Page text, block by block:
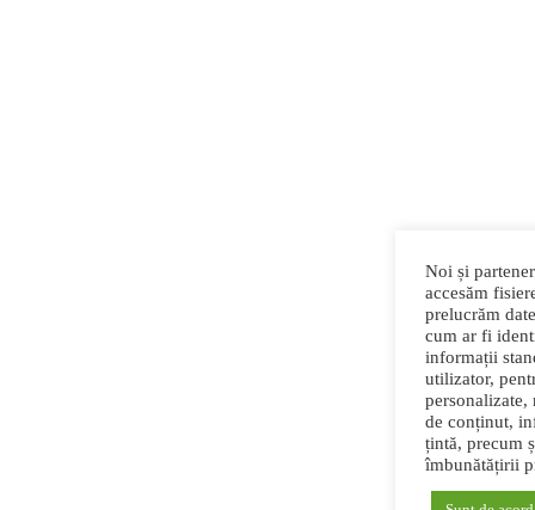
Noi și
accesăm
prelucrăm
cum ar fi
informații
utilizator,
personalizate,
de conținut,
țintă, precum
îmbunătățirii